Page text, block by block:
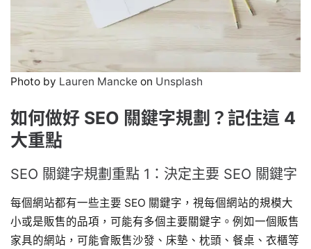
Photo by Lauren Mancke on Unsplash
如何做好 SEO 關鍵字規劃？記住這 4
大重點
SEO 關鍵字規劃重點 1：決定主要 SEO 關鍵字
每個網站都有一些主要 SEO 關鍵字，視每個網站的規模大
小或是販售的品項，可能有多個主要關鍵字。例如一個販售
家具的網站，可能會販售沙發、床墊、枕頭、餐桌、衣櫃等